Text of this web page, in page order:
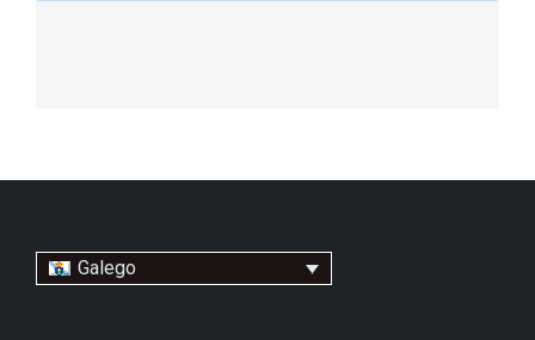
Galego